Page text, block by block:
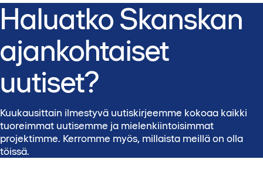
Haluatko Skanskan
ajankohtaiset
uutiset?
Kuukausittain ilmestyvä uutiskirjeemme kokoaa kaikki
tuoreimmat uutisemme ja mielenkiintoisimmat
projektimme. Kerromme myös, millaista meillä on olla
töissä.